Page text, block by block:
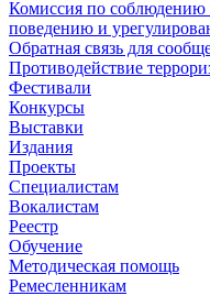
Комиссия по соблюдению
поведению и
Обратная связь для
Противодействие
Фестивали
Конкурсы
Выставки
Издания
Проекты
Специалистам
Вокалистам
Реестр
Обучение
Методическая помощь
Ремесленникам